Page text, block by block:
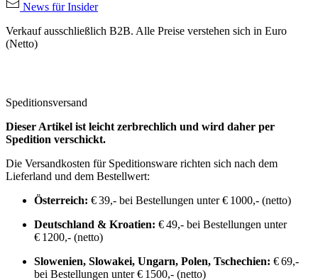
News für Insider
Verkauf ausschließlich B2B. Alle Preise verstehen sich in Euro
(Netto)
Speditionsversand
Dieser Artikel ist leicht zerbrechlich und wird daher per
Spedition verschickt.
Die Versandkosten für Speditionsware richten sich nach dem
Lieferland und dem Bestellwert:
Österreich: € 39,- bei Bestellungen unter € 1000,- (netto)
Deutschland & Kroatien: € 49,- bei Bestellungen unter
€ 1200,- (netto)
Slowenien, Slowakei, Ungarn, Polen, Tschechien: € 69,-
bei Bestellungen unter € 1500,- (netto)